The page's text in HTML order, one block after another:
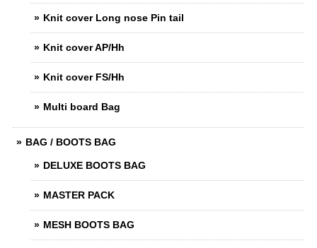
Knit cover Long nose Pin tail
Knit cover AP/Hh
Knit cover FS/Hh
Multi board Bag
BAG / BOOTS BAG
DELUXE BOOTS BAG
MASTER PACK
MESH BOOTS BAG